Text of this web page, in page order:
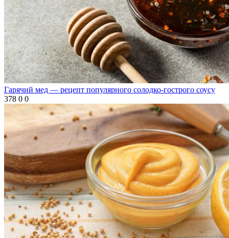
Гарячий мед — рецепт популярного солодко-гострого соусу
378 0 0